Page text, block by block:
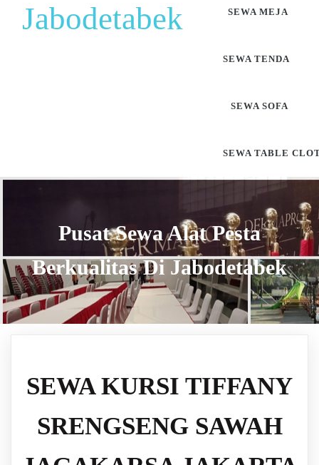
Jabodetabek
SEWA MEJA
SEWA TENDA
SEWA SOFA
SEWA TABLE
Pusat Sewa Alat Pesta
Berkualitas Di Jabodetabek
SEWA KURSI TIFFANY
SRENGSENG SAWAH